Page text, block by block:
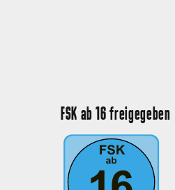
FSK ab 16 freigegeben